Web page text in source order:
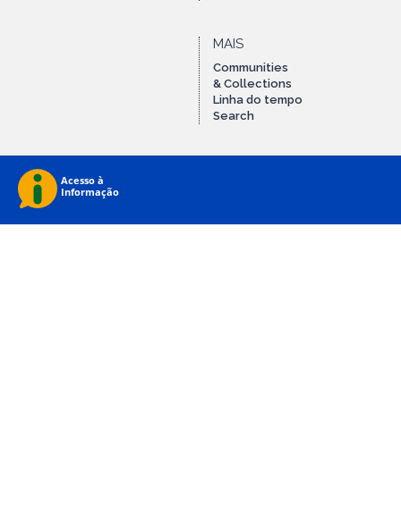
MAIS
Communities
& Collections
Linha do tempo
Search